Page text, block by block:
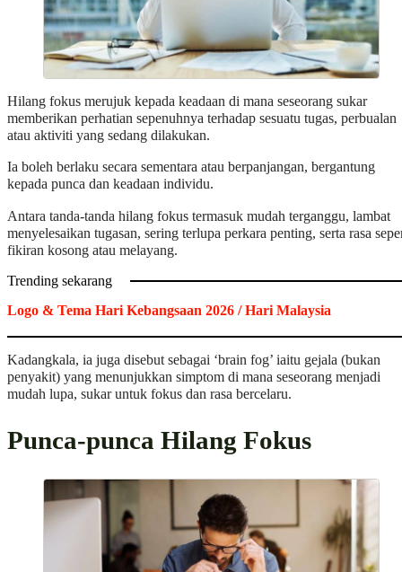
Hilang fokus merujuk kepada keadaan di mana seseorang sukar
memberikan perhatian sepenuhnya terhadap sesuatu tugas, perbualan
atau aktiviti yang sedang dilakukan.
Ia boleh berlaku secara sementara atau berpanjangan, bergantung
kepada punca dan keadaan individu.
Antara tanda-tanda hilang fokus termasuk mudah terganggu, lambat
menyelesaikan tugasan, sering terlupa perkara penting, serta rasa
fikiran kosong atau melayang.
Trending sekarang
Logo & Tema Hari Kebangsaan 2026 / Hari Malaysia
Kadangkala, ia juga disebut sebagai ‘brain fog’ iaitu gejala (bukan
penyakit) yang menunjukkan simptom di mana seseorang menjadi
mudah lupa, sukar untuk fokus dan rasa bercelaru.
Punca-punca Hilang Fokus